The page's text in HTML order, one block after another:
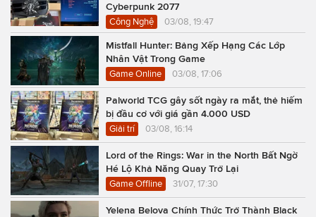
Cyberpunk 2077
Công Nghệ 03/08, 19:47
Mistfall Hunter: Bảng Xếp Hạng Các Lớp
Nhân Vật Trong Game
Game Online 03/08, 17:06
Palworld TCG gây sốt ngày ra mắt, thẻ hiếm
bị đầu cơ với giá gần 4.000 USD
Giải trí 03/08, 16:14
Lord of the Rings: War in the North Bất Ngờ
Hé Lộ Khả Năng Quay Trở Lại
Game Offline 31/07, 17:30
Yelena Belova Chính Thức Trở Thành Black